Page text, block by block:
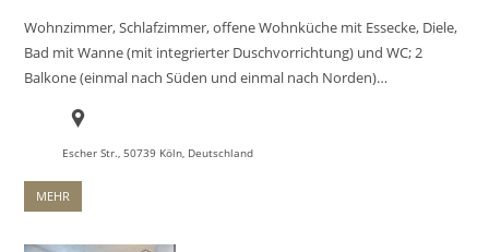
Wohnzimmer, Schlafzimmer, offene Wohnküche mit Essecke, Diele,
Bad mit Wanne (mit integrierter Duschvorrichtung) und WC; 2
Balkone (einmal nach Süden und einmal nach Norden)…
Escher Str., 50739 Köln, Deutschland
MEHR